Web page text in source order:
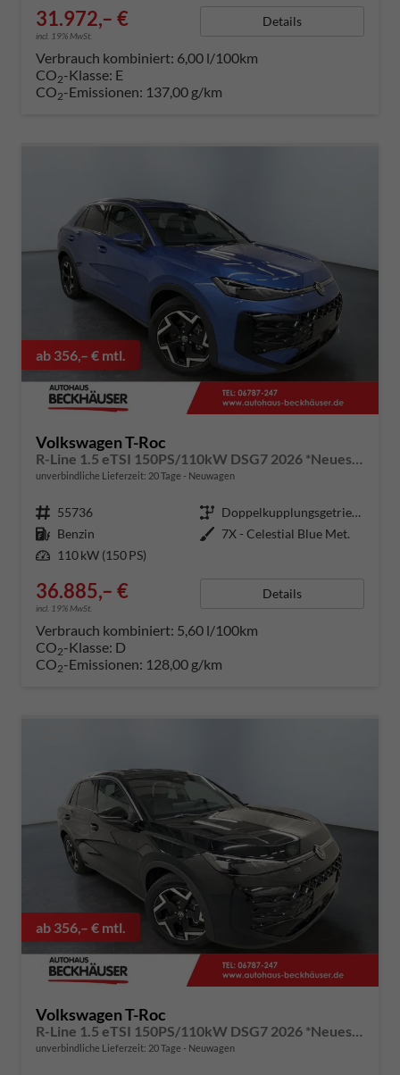
31.972,– €
incl. 19% MwSt.
Details
Verbrauch kombiniert: 6,00 l/100km
CO2-Klasse: E
CO2-Emissionen: 137,00 g/km
ab 356,– € mtl.
Volkswagen T-Roc
R-Line 1.5 eTSI 150PS/110kW DSG7 2026 *Neues Modell* +AHK+PARK ASSIST PLUS+18"ALU
unverbindliche Lieferzeit: 20 Tage Neuwagen
Fahrzeugnummer 55736 Getriebe
Doppelkupplungsgetriebe (DSG)
Kraftstoff Benzin Außenfarbe 7X - Celestial Blue Met.
Leistung 110 kW (150 PS)
36.885,– €
incl. 19% MwSt.
Details
Verbrauch kombiniert: 5,60 l/100km
CO2-Klasse: D
CO2-Emissionen: 128,00 g/km
ab 356,– € mtl.
Volkswagen T-Roc
R-Line 1.5 eTSI 150PS/110kW DSG7 2026 *Neues Modell* | +AHK+PARK ASSIST PLUS+18"ALU
unverbindliche Lieferzeit: 20 Tage Neuwagen